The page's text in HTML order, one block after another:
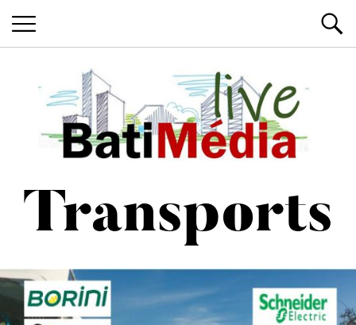
Batimedialive
Transports